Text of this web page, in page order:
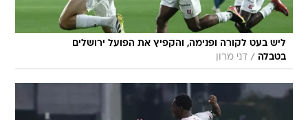
ליש בעט לקורה ופנימה, והקפיץ את הפועל ירושלים
בטבלה / דני מרון